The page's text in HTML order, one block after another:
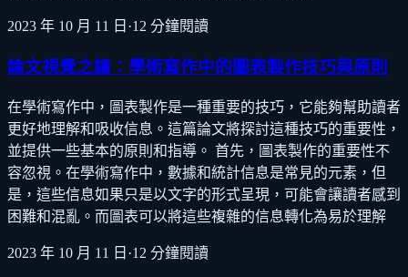
2023 年 10 月 11 日 ·12 分鐘閱讀
論文視覺之鑰：學術寫作中的圖表製作技巧與原則
在學術寫作中，圖表製作是一種重要的技巧，它能夠幫助讀者
更好地理解和吸收信息。這篇論文將探討這種技巧的重要性，
並提供一些基本的原則和指導。 首先，圖表製作的重要性不
容忽視。在學術寫作中，數據和統計信息是常見的元素，但
是，這些信息如果只是以文字的形式呈現，可能會讓讀者感到
困難和混亂。而圖表可以將這些複雜的信息轉化為易於理解
2023 年 10 月 11 日 ·12 分鐘閱讀